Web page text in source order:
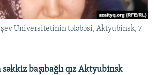
ISTIFADƏ
TELEFONUNUZDA
saytları
Universitetinin tələbəsi, Aktyubinsk, 7
səkkiz başıbağlı qız Aktyubinsk